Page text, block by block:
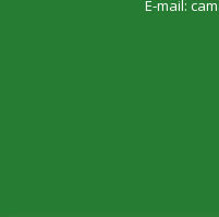
E-mail: